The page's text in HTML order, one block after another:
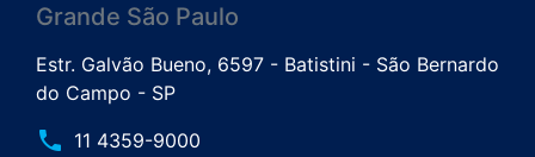
Grande São Paulo
Estr. Galvão Bueno, 6597 - Batistini - São Bernardo
do Campo - SP
phone 11 4359-9000